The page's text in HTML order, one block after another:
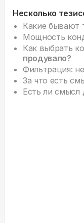
Несколько
Какие бывают
Мощность
Как выбрать
продувало?
Фильтрация:
За что есть
Есть ли смысл